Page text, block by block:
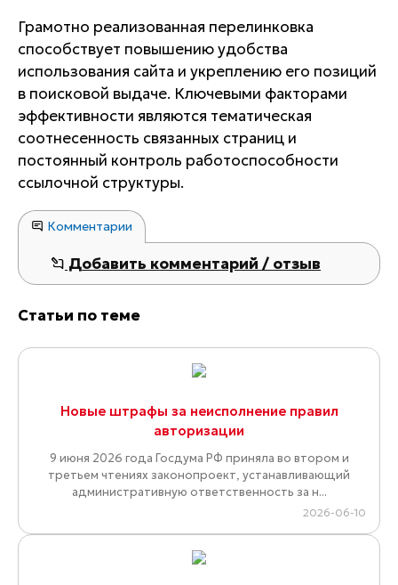
Грамотно реализованная перелинковка
способствует повышению удобства
использования сайта и укреплению его позиций
в поисковой выдаче. Ключевыми факторами
эффективности являются тематическая
соотнесенность связанных страниц и
постоянный контроль работоспособности
ссылочной структуры.
Комментарии
Добавить комментарий / отзыв
Статьи по теме
Новые штрафы за неисполнение правил
авторизации
9 июня 2026 года Госдума РФ приняла во втором и
третьем чтениях законопроект, устанавливающий
административную ответственность за н...
2026-06-10